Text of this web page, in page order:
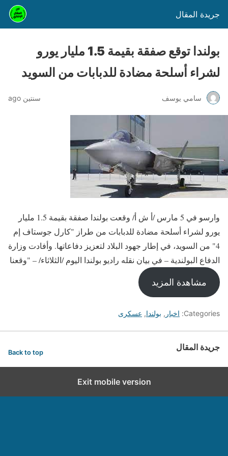
جريدة المقال
بولندا توقع صفقة بقيمة 1.5 مليار يورو
لشراء أسلحة مضادة للدبابات من السويد
سامي يوسف سنتين ago
وارسو في 5 مارس /أ ش أ/ وقعت بولندا صفقة بقيمة 1.5 مليار
يورو لشراء أسلحة مضادة للدبابات من طراز "كارل جوستاف إم
4" من السويد، في إطار جهود البلاد لتعزيز دفاعاتها. وأفادت وزارة
الدفاع البولندية – في بيان نقله راديو بولندا اليوم /الثلاثاء/ – "وقعنا
مشاهدة المزيد
Categories: اخبار , بولندا, عسكرى
جريدة المقال Back to top
Exit mobile version